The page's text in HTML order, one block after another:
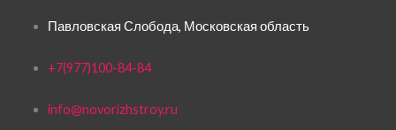
a
t
s
Павловская Слобода, Московская область
+7(977)100-84-84
info@novorizhstroy.ru